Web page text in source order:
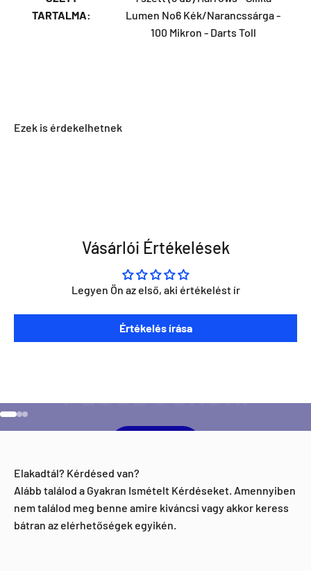
TARTALMA:
Lumen No6 Kék/Narancssárga -
100 Mikron - Darts Toll
Vásárlói Értékelések
Legyen Ön az első, aki értékelést ír
Értékelés írása
Szeretnéd ha napra kész lennél minden Direct Darts
aktivitással kapcsolatban?
Elakadtál? Kérdésed van?
Alább találod a Gyakran Ismételt Kérdéseket. Amennyiben
nem találod meg benne amire kiváncsi vagy akkor keress
bátran az elérhetőségek egyikén.